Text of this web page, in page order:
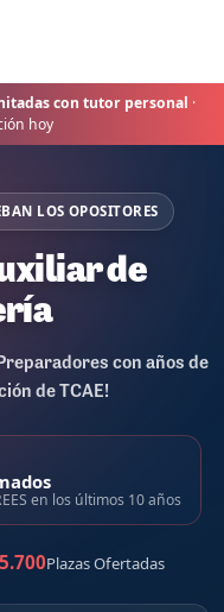
con tutor personal ·
hoy
LOS OPOSITORES
de
con años de
de TCAE!
en los últimos 10 años
Plazas Ofertadas